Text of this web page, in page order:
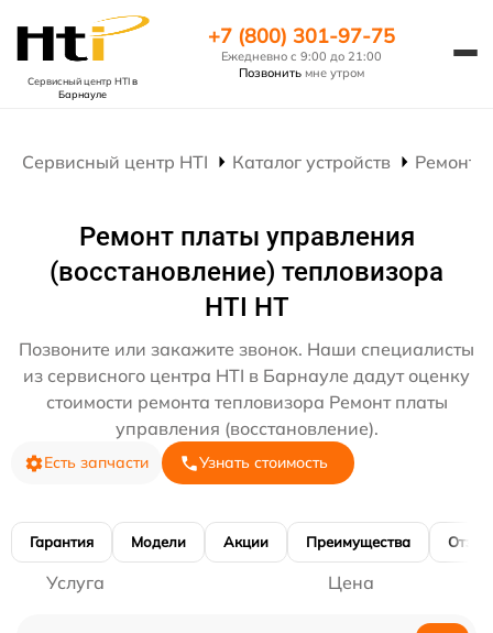
Сервисный центр HTIв
Барнауле
+7 (800) 301-97-75
Ежедневно с 9:00 до 21:00
Позвонить мне утром
Сервисный центр HTI Каталог устройств Ремонт
Ремонт платы управления
(восстановление) тепловизора
HTI HT
Позвоните или закажите звонок. Наши специалисты
из сервисного центра HTI в Барнауле дадут оценку
стоимости ремонта тепловизора Ремонт платы
управления (восстановление).
Есть запчасти Узнать стоимость
Гарантия Модели Акции Преимущества
Услуга Цена